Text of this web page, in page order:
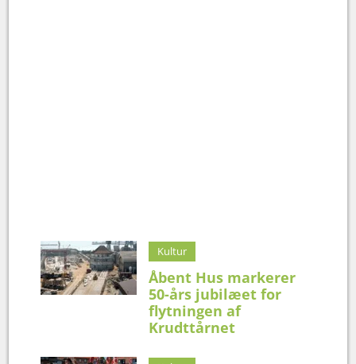
Kultur
Åbent Hus markerer
50-års jubilæet for
flytningen af
Krudttårnet